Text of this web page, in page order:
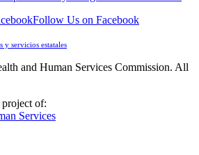
Follow Us on Facebook
y servicios estatales
and Human Services Commission. All
of: